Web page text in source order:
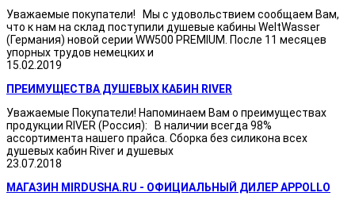
Уважаемые покупатели! Мы с удовольствием сообщаем Вам,
что к нам на склад поступили душевые кабины WeltWasser
(Германия) новой серии WW500 PREMIUM. После 11 месяцев
упорных трудов немецких и
15.02.2019
ПРЕИМУЩЕСТВА ДУШЕВЫХ КАБИН RIVER
Уважаемые Покупатели! Напоминаем Вам о преимуществах
продукции RIVER (Россия): В наличии всегда 98%
ассортимента нашего прайса. Сборка без силикона всех
душевых кабин River и душевых
23.07.2018
МАГАЗИН MIRDUSHA.RU - ОФИЦИАЛЬНЫЙ ДИЛЕР APPOLLO